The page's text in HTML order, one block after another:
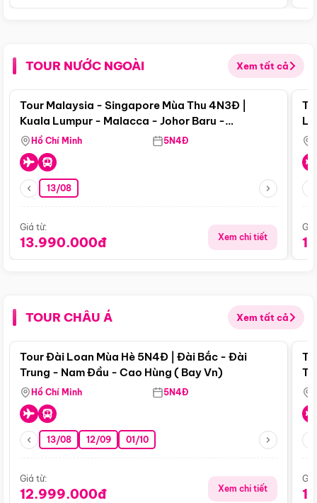
TOUR NƯỚC NGOÀI Xem tất cả
Điểm nổi bật
Tour Malaysia - Singapore Mùa Thu 4N3Đ |
Kuala Lumpur - Malacca - Johor Baru -
Singapore
Hồ Chí Minh 5N4Đ
13/08
Giá từ:
13.990.000đ Xem chi tiết
TOUR CHÂU Á Xem tất cả
Điểm nổi bật
Tour Đài Loan Mùa Hè 5N4Đ | Đài Bắc - Đài
Trung - Nam Đầu - Cao Hùng ( Bay Vn)
Hồ Chí Minh 5N4Đ
13/08 12/09 01/10
Giá từ:
12.999.000đ Xem chi tiết